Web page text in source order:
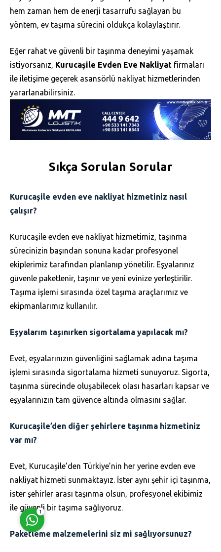
hem zaman hem de enerji tasarrufu sağlayan bu
yöntem, ev taşıma sürecini oldukça kolaylaştırır.
Eğer rahat ve güvenli bir taşınma deneyimi yaşamak
istiyorsanız, Kurucaşile Evden Eve Nakliyat firmaları
ile iletişime geçerek asansörlü nakliyat hizmetlerinden
yararlanabilirsiniz.
Sıkça Sorulan Sorular
Kurucaşile evden eve nakliyat hizmetiniz nasıl
çalışır?
Kurucaşile evden eve nakliyat hizmetimiz, taşınma
sürecinizin başından sonuna kadar profesyonel
ekiplerimiz tarafından planlanıp yönetilir. Eşyalarınız
güvenle paketlenir, taşınır ve yeni evinize yerleştirilir.
Taşıma işlemi sırasında özel taşıma araçlarımız ve
ekipmanlarımız kullanılır.
Eşyalarım taşınırken sigortalama yapılacak mı?
Evet, eşyalarınızın güvenliğini sağlamak adına taşıma
işlemi sırasında sigortalama hizmeti sunuyoruz. Sigorta,
taşınma sürecinde oluşabilecek olası hasarları kapsar ve
eşyalarınızın tam güvence altında olmasını sağlar.
Kurucaşile’den diğer şehirlere taşınma hizmetiniz
var mı?
Evet, Kurucaşile’den Türkiye’nin her yerine evden eve
nakliyat hizmeti sunmaktayız. İster aynı şehir içi taşınma,
ister şehirler arası taşınma olsun, profesyonel ekibimiz
ile güvenli bir taşıma sağlıyoruz.
Paketleme malzemelerini siz mi sağlıyorsunuz?
Müşteri Temsilcisi
Cevap Yaz
1